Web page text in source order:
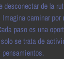
de la
caminar
paso es una
se trata de